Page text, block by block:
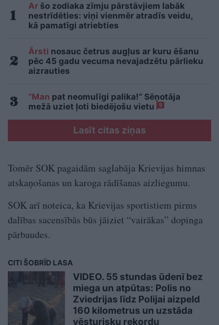
Ar šo zodiaka zīmju pārstāvjiem labāk
nestrīdēties: viņi vienmēr atradīs veidu,
kā pamatīgi atriebties
Ārsti nosauc četrus augļus ar kuru ēšanu
pēc 45 gadu vecuma nevajadzētu pārlieku
aizrauties
“Man pat neomulīgi palika!” Sēņotāja
mežā uziet ļoti biedējošu vietu
5
Lasīt citas ziņas
Tomēr SOK pagaidām saglabāja Krievijas himnas
atskaņošanas un karoga rādīšanas aizliegumu.
SOK arī noteica, ka Krievijas sportistiem pirms
dalības sacensībās būs jāiziet “vairākas” dopinga
pārbaudes.
CITI ŠOBRĪD LASA
VIDEO. 55 stundas ūdenī bez
miega un atpūtas: Polis no
Zviedrijas līdz Polijai aizpeld
160 kilometrus un uzstāda
vēsturisku rekordu